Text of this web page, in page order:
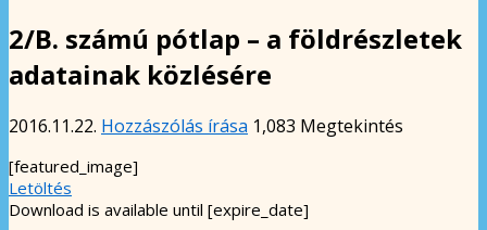
2/B. számú pótlap – a földrészletek
adatainak közlésére
2016.11.22. Hozzászólás írása 1,083 Megtekintés
[featured_image]
Letöltés
Download is available until [expire_date]